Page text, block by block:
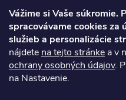
Vážime si Vaše súkromie.
spracovávame cookies za
služieb a personalizácie
nájdete na tejto stránke a v
ochrany osobných údajov.
na Nastavenie.
platné